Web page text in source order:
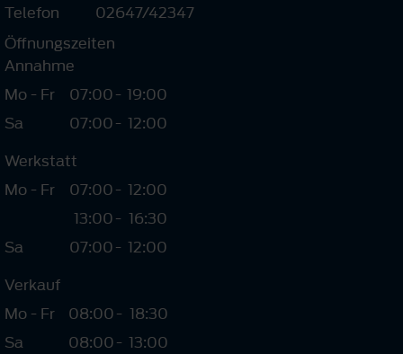
Telefon
02647/42347
Öffnungszeiten
Annahme
Mo - Fr
07:00- 19:00
Sa
07:00- 12:00
Werkstatt
Mo - Fr
07:00
13:00
-
-
12:00
16:30
Sa
07:00- 12:00
Verkauf
Mo - Fr
08:00- 18:30
Sa
08:00- 13:00